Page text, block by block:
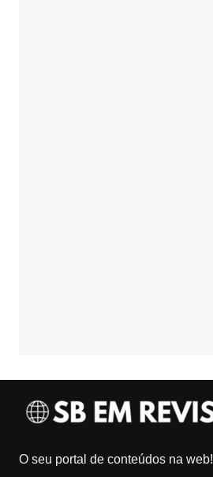
O seu portal de conteúdos na web!